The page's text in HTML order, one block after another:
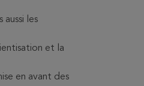
aussi les
et la
en avant des